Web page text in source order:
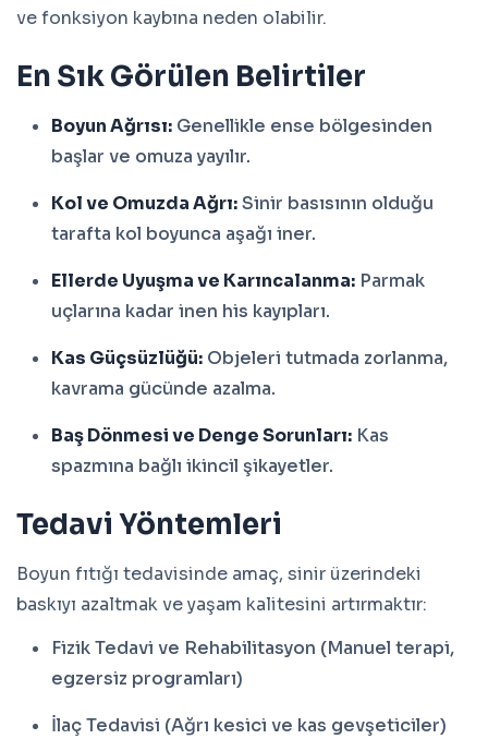
ve fonksiyon kaybına neden olabilir.
En Sık Görülen Belirtiler
Boyun Ağrısı: Genellikle ense bölgesinden
başlar ve omuza yayılır.
Kol ve Omuzda Ağrı:Sinir basısının olduğu
tarafta kol boyunca aşağı iner.
Ellerde Uyuşma ve Karıncalanma: Parmak
uçlarına kadar inen his kayıpları.
Kas Güçsüzlüğü: Objeleri tutmada zorlanma,
kavrama gücünde azalma.
Baş Dönmesi ve Denge Sorunları: Kas
spazmına bağlı ikincil şikayetler.
Tedavi Yöntemleri
Boyun fıtığı tedavisinde amaç, sinir üzerindeki
baskıyı azaltmak ve yaşam kalitesini artırmaktır:
Fizik Tedavi ve Rehabilitasyon (Manuel terapi,
egzersiz programları)
İlaç Tedavisi (Ağrı kesici ve kas gevşeticiler)